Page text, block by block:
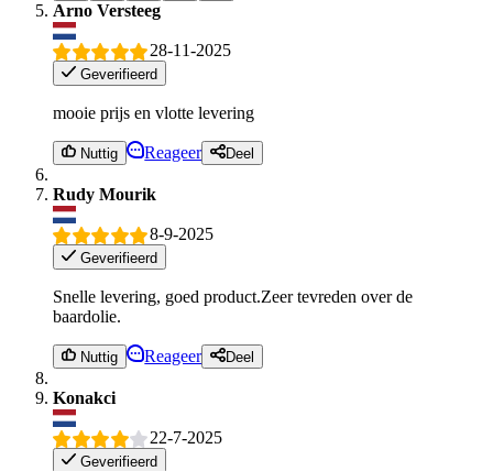
Arno Versteeg
28-11-2025
Geverifieerd
mooie prijs en vlotte levering
Nuttig Reageer Deel
Rudy Mourik
8-9-2025
Geverifieerd
Snelle levering, goed product.Zeer tevreden over de
baardolie.
Nuttig Reageer Deel
Konakci
22-7-2025
Geverifieerd